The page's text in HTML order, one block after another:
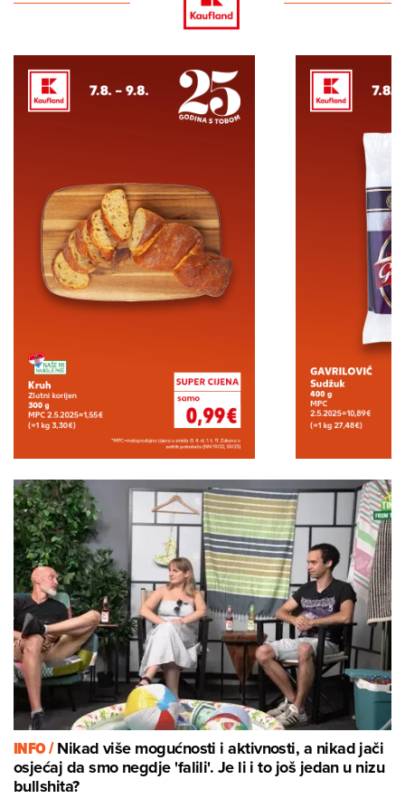
INFO /Nikad više mogućnosti i aktivnosti, a nikad jači
osjećaj da smo negdje 'falili'. Je li i to još jedan u nizu
bullshita?